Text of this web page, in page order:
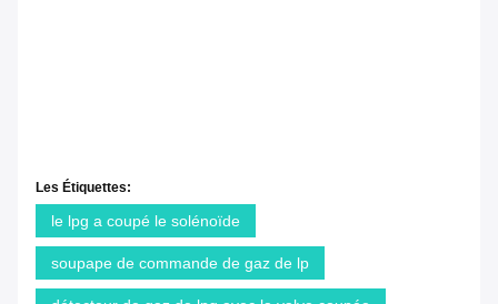
Les Étiquettes:
le lpg a coupé le solénoïde
soupape de commande de gaz de lp